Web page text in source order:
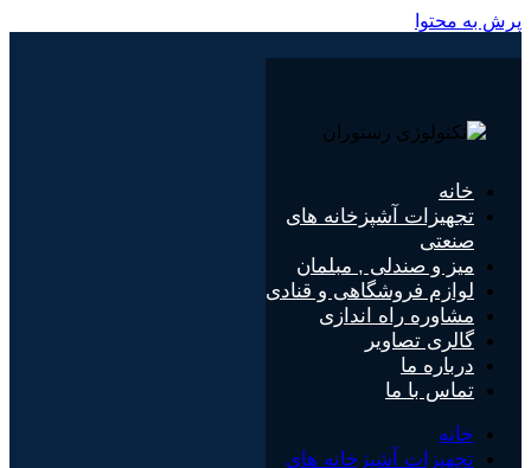
پرش به محتوا
خانه
تجهیزات آشپزخانه های
صنعتی
میز و صندلی , مبلمان
لوازم فروشگاهی و قنادی
مشاوره راه اندازی
گالری تصاویر
درباره ما
تماس با ما
خانه
تجهیزات آشپزخانه های